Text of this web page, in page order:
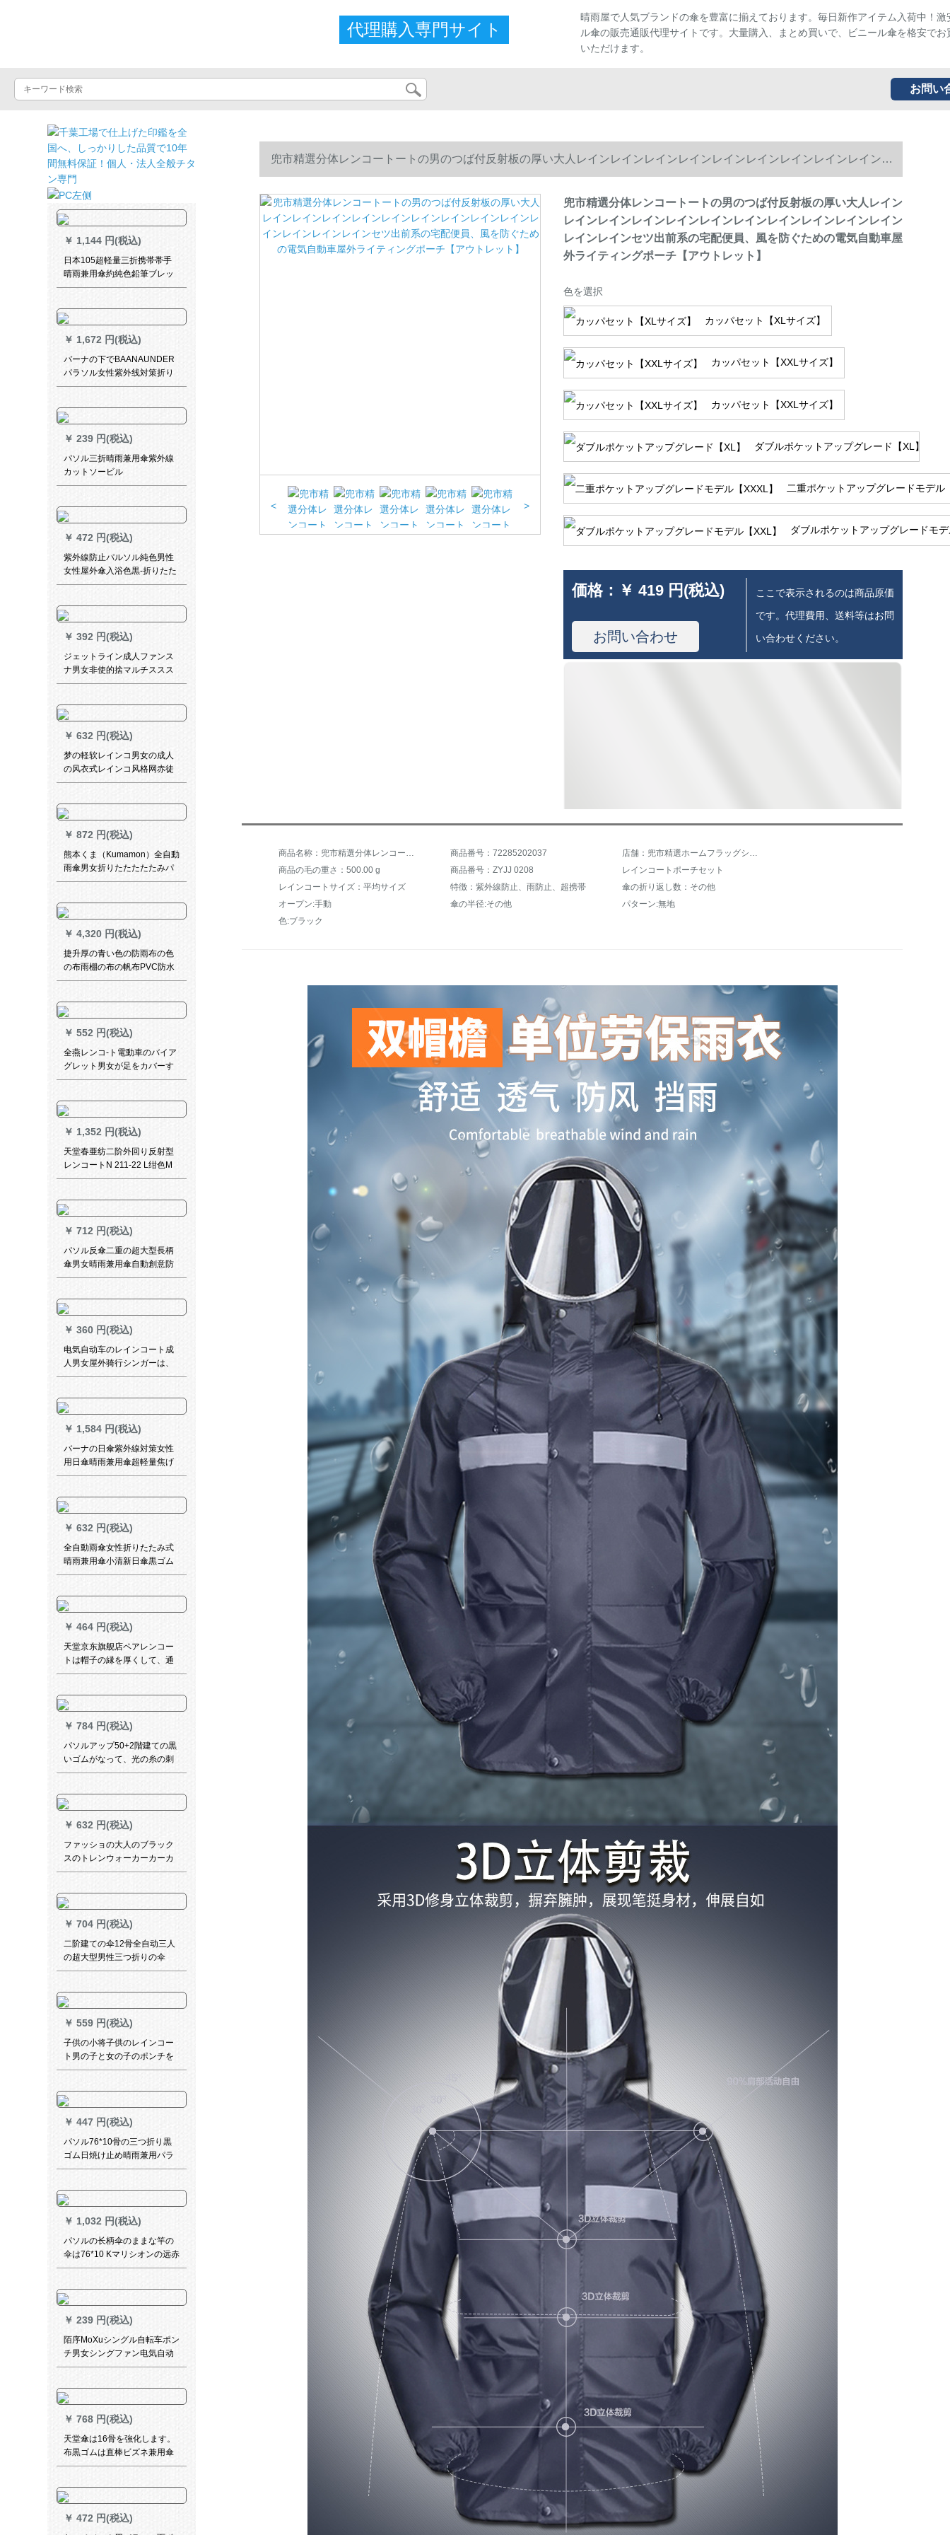
代理購入専門サイト
晴雨屋で人気ブランドの傘を豊富に揃えております。毎日新作アイテム入荷中！激
ル傘の販売通販代理サイトです。大量購入、まとめ買いで、ビニール傘を格安でお
いただけます。
お問い
￥ 1,144 円(税込)
日本105超軽量三折携帯帯手
晴雨兼用傘約純色鉛筆ブレッ
ク3215超軽量105
￥ 1,672 円(税込)
バーナの下でBAANAUNDER
パラソル女性紫外线対策折り
たたみた傘晴雨兼用ミニ三つ
￥ 239 円(税込)
パソル三折晴雨兼用傘紫外線
カットソービル
￥ 472 円(税込)
紫外線防止パルソル純色男性
女性屋外傘入浴色黒-折りたた
みたたみ傘
￥ 392 円(税込)
ジェットライン成人ファンス
ナ男女非使的捨マルチススス
ススススススススススススス
スススススススススサーとは
身長170～180 cmで適切で
す。
￥ 632 円(税込)
梦の軽软レインコ男女の成人
の风衣式レインコ风格网赤徒
歩旅行防水フュージョン连体
ンウードド/身长180-1995 cm
に适しています。
￥ 872 円(税込)
熊本くま（Kumamon）全自動
雨傘男女折りたたたたたみパ
ソル晴雨兼用日傘紫外線超強
米-日焼け止めベアーマット
￥ 4,320 円(税込)
捷升厚の青い色の防雨布の色
の布雨棚の布の帆布PVC防水
の雨ほろの布の油布のトラッ
防風と風雪のぼうの10*12メ
トル
￥ 552 円(税込)
全燕レンコ-ト電動車のバイア
グレット男女が足をカバーす
るつばさを厚くして、シンゲ
ル5 XL(中大型車)-ミラカバー
な
￥ 1,352 円(税込)
天堂春亜纺二阶外回り反射型
レンコートN 211-22 L绀色M
￥ 712 円(税込)
パソル反傘二重の超大型長柄
傘男女晴雨兼用傘自動創意防
風車免持式立ちがすることが
￥ 360 円(税込)
电気自动车のレインコート成
人男女屋外骑行シンガーは、
帽子の縁を厚くした防水オル
増加させます。
￥ 1,584 円(税込)
バーナの日傘紫外線対策女性
用日傘晴雨兼用傘超軽量焦げ
た付きミニポケッツ黒ゴム傘
￥ 632 円(税込)
全自動雨傘女性折りたたみ式
晴雨兼用傘小清新日傘黒ゴム
の日よけ傘は自動的に開いて
￥ 464 円(税込)
天堂京东旗舰店ペアレンコー
トは帽子の縁を厚くして、通
用するラインコのスクタワー
动车、レイコの男女电气瓶车
ポンチの青を大きしめまし
た。
￥ 784 円(税込)
パソルアップ50+2階建ての黒
いゴムがなって、光の糸の刺
繡があります。三折のパソル
￥ 632 円(税込)
ファッショの大人のブラック
スのトレンウォーカーカーカ
ーカーアウド男性の长目的な
ルポリン骑乗は、徒歩で全身
雨防备レインXLを大きく増加
させます。
￥ 704 円(税込)
二阶建ての伞12骨全自动三人
の超大型男性三つ折りの伞
1.26 m折りたたみの日伞に女
オーダメールLOGO纯黒骨补
强强风1.26 m雨止め(2-3人)
￥ 559 円(税込)
子供の小将子供のレインコー
ト男の子と女の子のポンチを
持っています。防水小学生は
コートはMコードを買いま
す。
￥ 447 円(税込)
パソル76*10骨の三つ折り黒
ゴム日焼け止め晴雨兼用パラ
ソル深紫33212 E进级版
￥ 1,032 円(税込)
パソルの长柄伞のままな竿の
伞は76*10 Kマリシオンの远赤
外线の伞を増加させます。
￥ 239 円(税込)
陌序MoXuシングル自転车ポン
チ男女シングファン电気自动
车自転车ラインコの大きな帽
いです。
￥ 768 円(税込)
天堂傘は16骨を強化します。
布黒ゴムは直棒ビズネ兼用傘
です。
￥ 472 円(税込)
兜市精選分体レンコートートの男のつば付反射板の厚い大人レインレインレインレインレインレインレインレインレインレ
インレインレインレインセツ出前系の宅配便員、風を防ぐための電気自動車屋外ライティングポーチ【アウトレット】
< >
兜市精選分体レンコートートの男のつば付反射板の厚い大人レイン
レインレインレインレインレインレインレインレインレインレイン
レインレインセツ出前系の宅配便員、風を防ぐための電気自動車屋
外ライティングポーチ【アウトレット】
色を選択
カッパセット【XLサイズ】
カッパセット【XXLサイズ】
カッパセット【XXLサイズ】
ダブルポケットアップグレード【XL】
二重ポケットアップグレードモデル
ダブルポケットアップグレードモ
価格： ￥ 419 円(税込)
お問い合わせ
ここで表示されるのは商品原価
です。代理費用、送料等はお問
い合わせください。
商品番号：72285202037
商品の毛の重さ：500.00 g
商品番号：ZYJJ 0208
レインコートポーチセット
レインコートサイズ：平均サイズ
特徴：紫外線防止、雨防止、超携帯
傘の折り返し数：その他
オープン:手動
傘の半径:その他
パターン:無地
色:ブラック